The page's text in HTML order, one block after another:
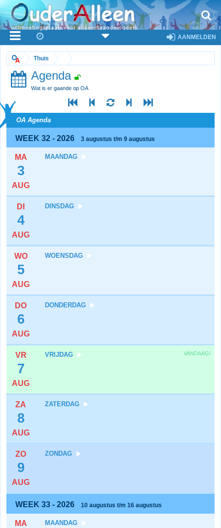
AANMELDEN
Thuis
Agenda
Wat is er gaande op OA
OA Agenda
WEEK 32 - 2026 3 augustus t/m 9 augustus
MA
3
AUG
MAANDAG
DI
4
AUG
DINSDAG
WO
5
AUG
WOENSDAG
DO
6
AUG
DONDERDAG
VR
7
AUG
VRIJDAG VANDAAG!
ZA
8
AUG
ZATERDAG
ZO
9
AUG
ZONDAG
WEEK 33 - 2026 10 augustus t/m 16 augustus
MA MAANDAG